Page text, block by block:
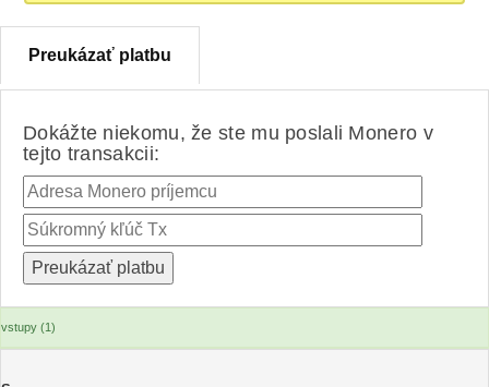
Preukázať platbu
Dokážte niekomu, že ste mu poslali Monero v
tejto transakcii:
vstupy (1)